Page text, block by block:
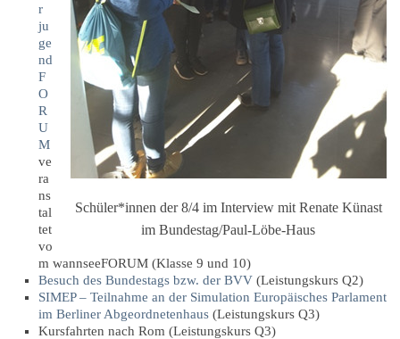
Schüler*innen der 8/4 im Interview mit Renate Künast
im Bundestag/Paul-Löbe-Haus
r
ju
ge
nd
F
O
R
U
M
ve
ra
ns
tal
tet
vo
m wannseeFORUM (Klasse 9 und 10)
Besuch des Bundestags bzw. der BVV(Leistungskurs Q2)
SIMEP – Teilnahme an der Simulation Europäisches Parlament
im Berliner Abgeordnetenhaus (Leistungskurs Q3)
Kursfahrten nach Rom (Leistungskurs Q3)